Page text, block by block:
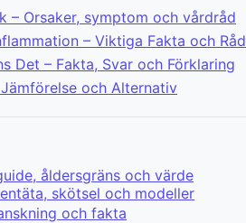
– Orsaker, symptom och vårdråd
– Viktiga Fakta och Råd
Det – Fakta, Svar och Förklaring
och Alternativ
åldersgräns och värde
skötsel och modeller
och fakta